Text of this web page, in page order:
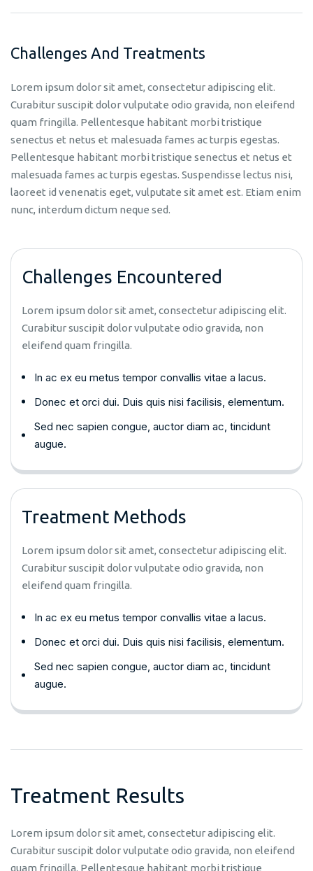
Challenges And Treatments
Lorem ipsum dolor sit amet, consectetur adipiscing elit.
Curabitur suscipit dolor vulputate odio gravida, non eleifend
quam fringilla. Pellentesque habitant morbi tristique
senectus et netus et malesuada fames ac turpis egestas.
Pellentesque habitant morbi tristique senectus et netus et
malesuada fames ac turpis egestas. Suspendisse lectus nisi,
laoreet id venenatis eget, vulputate sit amet est. Etiam enim
nunc, interdum dictum neque sed.
Challenges Encountered
Lorem ipsum dolor sit amet, consectetur adipiscing elit.
Curabitur suscipit dolor vulputate odio gravida, non
eleifend quam fringilla.
In ac ex eu metus tempor convallis vitae a lacus.
Donec et orci dui. Duis quis nisi facilisis, elementum.
Sed nec sapien congue, auctor diam ac, tincidunt
augue.
Treatment Methods
Lorem ipsum dolor sit amet, consectetur adipiscing elit.
Curabitur suscipit dolor vulputate odio gravida, non
eleifend quam fringilla.
In ac ex eu metus tempor convallis vitae a lacus.
Donec et orci dui. Duis quis nisi facilisis, elementum.
Sed nec sapien congue, auctor diam ac, tincidunt
augue.
Treatment Results
Lorem ipsum dolor sit amet, consectetur adipiscing elit.
Curabitur suscipit dolor vulputate odio gravida, non eleifend
quam fringilla. Pellentesque habitant morbi tristique